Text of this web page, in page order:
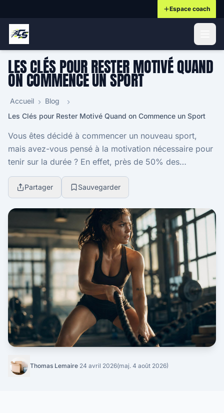
Espace coach
LES CLÉS POUR RESTER MOTIVÉ QUAND
ON COMMENCE UN SPORT
Accueil
Blog
Les Clés pour Rester Motivé Quand on Commence un Sport
Vous êtes décidé à commencer un nouveau sport,
mais avez-vous pensé à la motivation nécessaire pour
tenir sur la durée ? En effet, près de 50% des
personnes abandonnent un sport nouvellement adopté
da...Partager Sauvegarder
Thomas Lemaire·24 avril 2026(maj. 4 août 2026)